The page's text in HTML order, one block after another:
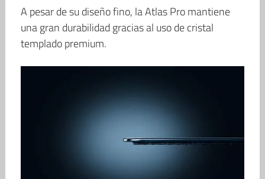
A pesar de su diseño fino, la Atlas Pro mantiene
una gran durabilidad gracias al uso de cristal
templado premium.